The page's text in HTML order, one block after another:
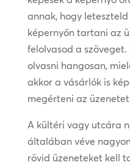
annak, hogy
képernyőn tartani az
felolvasod a
olvasni hangosan,
akkor a vásárlók is
megérteni az
A kültéri vagy utcára
általában véve
rövid üzeneteket kell